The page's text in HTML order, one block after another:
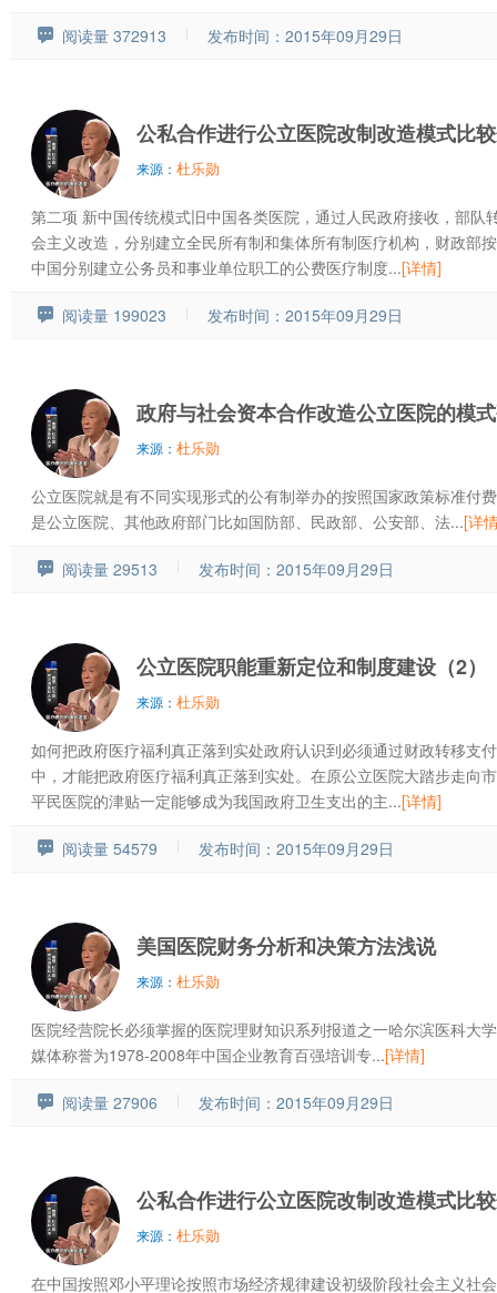
阅读量 372913 发布时间：2015年09月29日
公私合作进行公立医院改制改造模式比
来源： 杜乐勋
第二项 新中国传统模式旧中国各类医院，通过人民政府接收，部队
会主义改造，分别建立全民所有制和集体所有制医疗机构，财政部
中国分别建立公务员和事业单位职工的公费医疗制度...[详情]
阅读量 199023 发布时间：2015年09月29日
政府与社会资本合作改造公立医院的模
来源： 杜乐勋
公立医院就是有不同实现形式的公有制举办的按照国家政策标准付
是公立医院、其他政府部门比如国防部、民政部、公安部、法...[详
阅读量 29513 发布时间：2015年09月29日
公立医院职能重新定位和制度建设（2）
来源： 杜乐勋
如何把政府医疗福利真正落到实处政府认识到必须通过财政转移支
中，才能把政府医疗福利真正落到实处。在原公立医院大踏步走向
平民医院的津贴一定能够成为我国政府卫生支出的主...[详情]
阅读量 54579 发布时间：2015年09月29日
美国医院财务分析和决策方法浅说
来源： 杜乐勋
医院经营院长必须掌握的医院理财知识系列报道之一哈尔滨医科大
媒体称誉为1978-2008年中国企业教育百强培训专...[详情]
阅读量 27906 发布时间：2015年09月29日
公私合作进行公立医院改制改造模式比
来源： 杜乐勋
在中国按照邓小平理论按照市场经济规律建设初级阶段社会主义社